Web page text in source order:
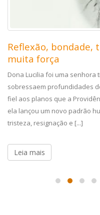
Reflexão, bondade,
muita força
Dona Lucilia foi uma senhora
sobressaem profundidades
fiel aos planos que a
ela lançou um novo padrão
tristeza, resignação e [...]
Leia mais